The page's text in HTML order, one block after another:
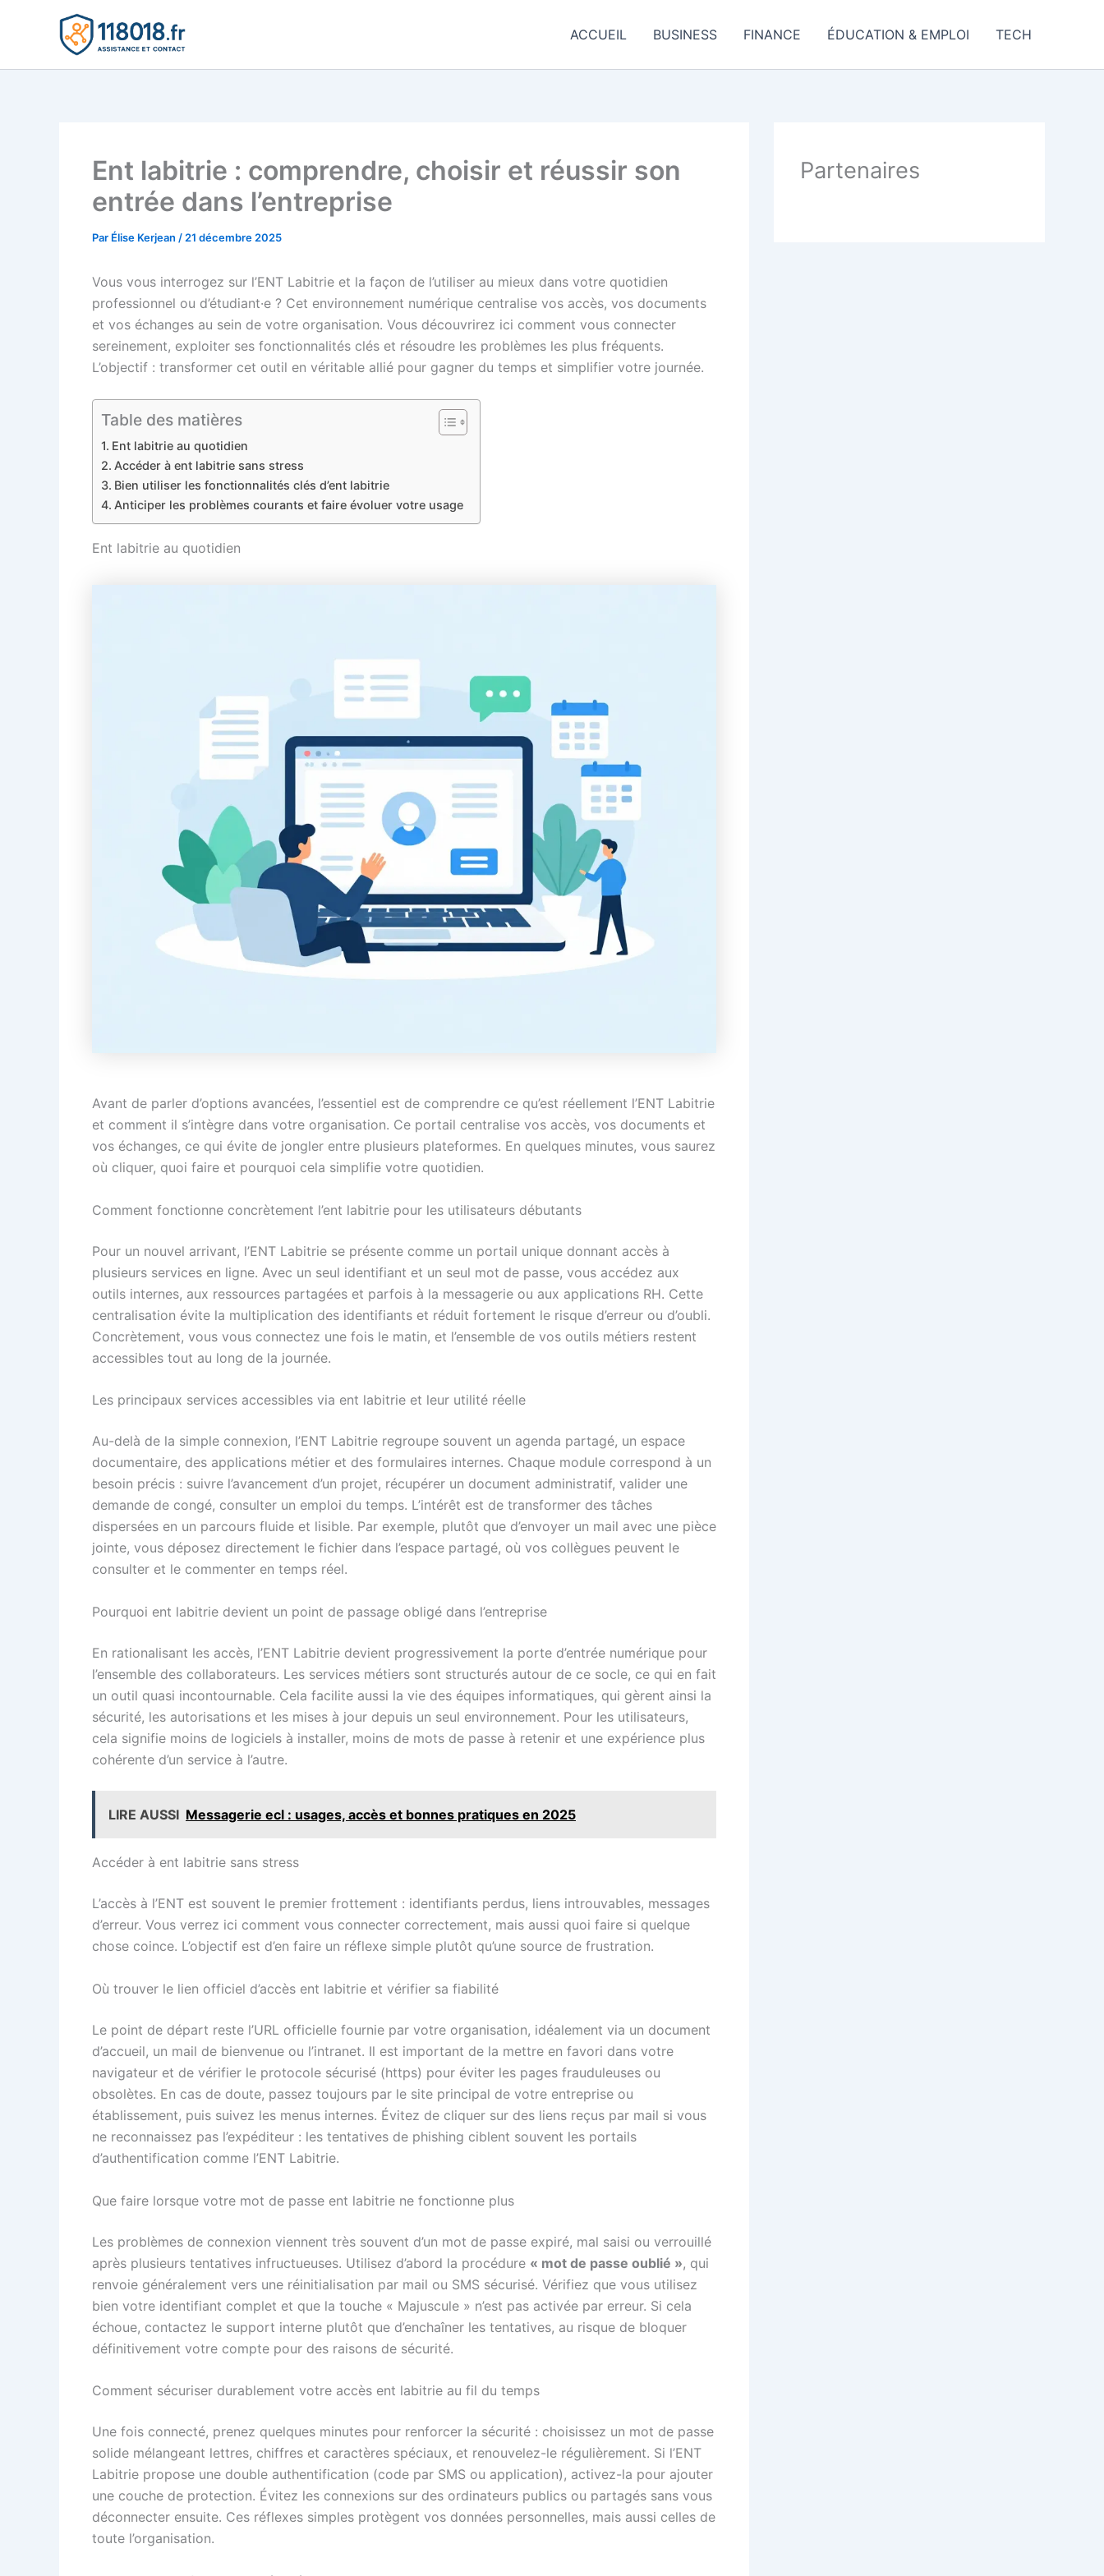
ACCUEIL BUSINESS FINANCE ÉDUCATION & EMPLOI TECH
Ent labitrie : comprendre, choisir et réussir son
entrée dans l’entreprise
Par Élise Kerjean /21 décembre 2025
Vous vous interrogez sur l’ENT Labitrie et la façon de l’utiliser au mieux dans votre quotidien
professionnel ou d’étudiant·e ? Cet environnement numérique centralise vos accès, vos documents
et vos échanges au sein de votre organisation. Vous découvrirez ici comment vous connecter
sereinement, exploiter ses fonctionnalités clés et résoudre les problèmes les plus fréquents.
L’objectif : transformer cet outil en véritable allié pour gagner du temps et simplifier votre journée.
Table des matières
Ent labitrie au quotidien
Accéder à ent labitrie sans stress
Bien utiliser les fonctionnalités clés d’ent labitrie
Anticiper les problèmes courants et faire évoluer votre usage
Ent labitrie au quotidien
Avant de parler d’options avancées, l’essentiel est de comprendre ce qu’est réellement l’ENT Labitrie
et comment il s’intègre dans votre organisation. Ce portail centralise vos accès, vos documents et
vos échanges, ce qui évite de jongler entre plusieurs plateformes. En quelques minutes, vous saurez
où cliquer, quoi faire et pourquoi cela simplifie votre quotidien.
Comment fonctionne concrètement l’ent labitrie pour les utilisateurs débutants
Pour un nouvel arrivant, l’ENT Labitrie se présente comme un portail unique donnant accès à
plusieurs services en ligne. Avec un seul identifiant et un seul mot de passe, vous accédez aux
outils internes, aux ressources partagées et parfois à la messagerie ou aux applications RH. Cette
centralisation évite la multiplication des identifiants et réduit fortement le risque d’erreur ou d’oubli.
Concrètement, vous vous connectez une fois le matin, et l’ensemble de vos outils métiers restent
accessibles tout au long de la journée.
Les principaux services accessibles via ent labitrie et leur utilité réelle
Au-delà de la simple connexion, l’ENT Labitrie regroupe souvent un agenda partagé, un espace
documentaire, des applications métier et des formulaires internes. Chaque module correspond à un
besoin précis : suivre l’avancement d’un projet, récupérer un document administratif, valider une
demande de congé, consulter un emploi du temps. L’intérêt est de transformer des tâches
dispersées en un parcours fluide et lisible. Par exemple, plutôt que d’envoyer un mail avec une pièce
jointe, vous déposez directement le fichier dans l’espace partagé, où vos collègues peuvent le
consulter et le commenter en temps réel.
Pourquoi ent labitrie devient un point de passage obligé dans l’entreprise
En rationalisant les accès, l’ENT Labitrie devient progressivement la porte d’entrée numérique pour
l’ensemble des collaborateurs. Les services métiers sont structurés autour de ce socle, ce qui en fait
un outil quasi incontournable. Cela facilite aussi la vie des équipes informatiques, qui gèrent ainsi la
sécurité, les autorisations et les mises à jour depuis un seul environnement. Pour les utilisateurs,
cela signifie moins de logiciels à installer, moins de mots de passe à retenir et une expérience plus
cohérente d’un service à l’autre.
LIRE AUSSI Messagerie ecl : usages, accès et bonnes pratiques en 2025
Accéder à ent labitrie sans stress
L’accès à l’ENT est souvent le premier frottement : identifiants perdus, liens introuvables, messages
d’erreur. Vous verrez ici comment vous connecter correctement, mais aussi quoi faire si quelque
chose coince. L’objectif est d’en faire un réflexe simple plutôt qu’une source de frustration.
Où trouver le lien officiel d’accès ent labitrie et vérifier sa fiabilité
Le point de départ reste l’URL officielle fournie par votre organisation, idéalement via un document
d’accueil, un mail de bienvenue ou l’intranet. Il est important de la mettre en favori dans votre
navigateur et de vérifier le protocole sécurisé (https) pour éviter les pages frauduleuses ou
obsolètes. En cas de doute, passez toujours par le site principal de votre entreprise ou
établissement, puis suivez les menus internes. Évitez de cliquer sur des liens reçus par mail si vous
ne reconnaissez pas l’expéditeur : les tentatives de phishing ciblent souvent les portails
d’authentification comme l’ENT Labitrie.
Que faire lorsque votre mot de passe ent labitrie ne fonctionne plus
Les problèmes de connexion viennent très souvent d’un mot de passe expiré, mal saisi ou verrouillé
après plusieurs tentatives infructueuses. Utilisez d’abord la procédure « mot de passe oublié », qui
renvoie généralement vers une réinitialisation par mail ou SMS sécurisé. Vérifiez que vous utilisez
bien votre identifiant complet et que la touche « Majuscule » n’est pas activée par erreur. Si cela
échoue, contactez le support interne plutôt que d’enchaîner les tentatives, au risque de bloquer
définitivement votre compte pour des raisons de sécurité.
Comment sécuriser durablement votre accès ent labitrie au fil du temps
Une fois connecté, prenez quelques minutes pour renforcer la sécurité : choisissez un mot de passe
solide mélangeant lettres, chiffres et caractères spéciaux, et renouvelez-le régulièrement. Si l’ENT
Labitrie propose une double authentification (code par SMS ou application), activez-la pour ajouter
une couche de protection. Évitez les connexions sur des ordinateurs publics ou partagés sans vous
déconnecter ensuite. Ces réflexes simples protègent vos données personnelles, mais aussi celles de
toute l’organisation.
Partenaires